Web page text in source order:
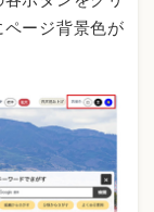
ージ背景色が